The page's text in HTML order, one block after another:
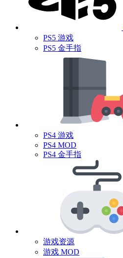
PS5 游戏
PS5 金手指
PS4 游戏
PS4 MOD
PS4 金手指
游戏资源
游戏 MOD